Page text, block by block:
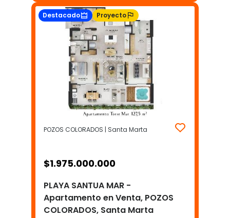
Destacado Proyecto
POZOS COLORADOS | Santa Marta
$1.975.000.000
PLAYA SANTUA MAR -
Apartamento en Venta, POZOS
COLORADOS, Santa Marta